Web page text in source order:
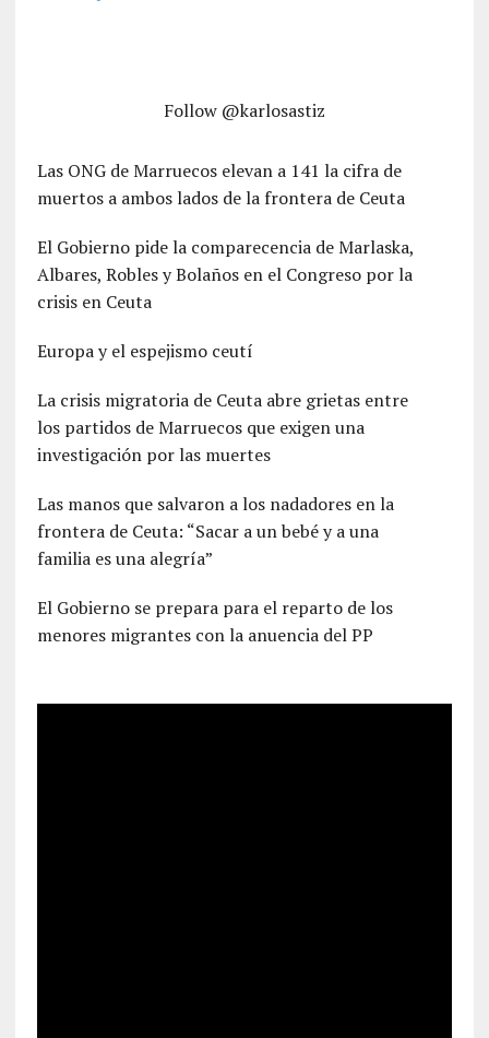
Follow @karlosastiz
Las ONG de Marruecos elevan a 141 la cifra de
muertos a ambos lados de la frontera de Ceuta
El Gobierno pide la comparecencia de Marlaska,
Albares, Robles y Bolaños en el Congreso por la
crisis en Ceuta
Europa y el espejismo ceutí
La crisis migratoria de Ceuta abre grietas entre
los partidos de Marruecos que exigen una
investigación por las muertes
Las manos que salvaron a los nadadores en la
frontera de Ceuta: “Sacar a un bebé y a una
familia es una alegría”
El Gobierno se prepara para el reparto de los
menores migrantes con la anuencia del PP